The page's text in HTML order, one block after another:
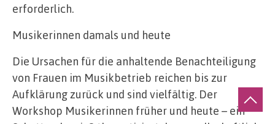
erforderlich.
Musikerinnen damals und heute
Die Ursachen für die anhaltende Benachteiligung
von Frauen im Musikbetrieb reichen bis zur
Aufklärung zurück und sind vielfältig. Der
Workshop Musikerinnen früher und heute – ein